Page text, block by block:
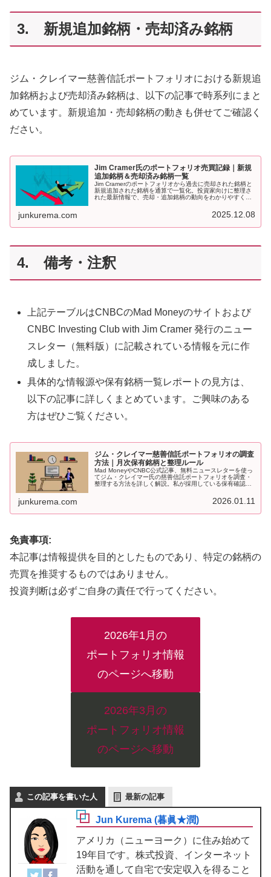
3. 新規追加銘柄・売却済み銘柄
ジム・クレイマー慈善信託ポートフォリオにおける新規追
加銘柄および売却済み銘柄は、以下の記事で時系列にまと
めています。新規追加・売却銘柄の動きも併せてご確認く
ださい。
Jim Cramer氏のポートフォリオ売買記録｜新規
追加銘柄＆売却済み銘柄一覧
Jim Cramerのポートフォリオから過去に売却された銘柄と
新規追加された銘柄を通算で一覧化。投資家向けに整理さ
れた最新情報で、売却・追加銘柄の動向をわかりやすく確
junkurema.com 2025.12.08
4. 備考・注釈
上記テーブルはCNBCのMad Moneyのサイトおよび
CNBC Investing Club with Jim Cramer 発行のニュー
スレター（無料版）に記載されている情報を元に作
成しました。
具体的な情報源や保有銘柄一覧レポートの見方は、
以下の記事に詳しくまとめています。ご興味のある
方はぜひご覧ください。
ジム・クレイマー慈善信託ポートフォリオの調査
方法｜月次保有銘柄と整理ルール
Mad MoneyやCNBC公式記事、無料ニュースレターを使っ
てジム・クレイマー氏の慈善信託ポートフォリオを調査・
整理する方法を詳しく解説。私が採用している保有確認日
junkurema.com 2026.01.11
免責事項:
本記事は情報提供を目的としたものであり、特定の銘柄の
売買を推奨するものではありません。
投資判断は必ずご自身の責任で行ってください。
2026年1月の
ポートフォリオ情報
のページへ移動
2026年3月の
ポートフォリオ情報
のページへ移動
この記事を書いた人 最新の記事
Jun Kurema (暮眞★潤)
アメリカ（ニューヨーク）に住み始めて
19年目です。株式投資、インターネット
活動を通して自宅で安定収入を得ること